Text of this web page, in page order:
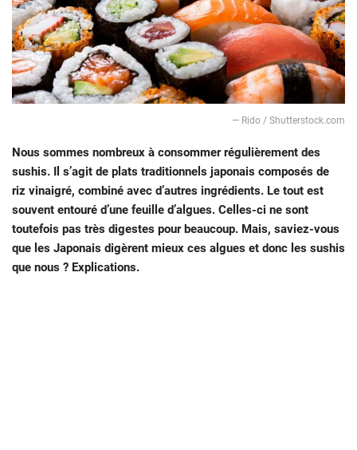
— Rido / Shutterstock.com
Nous sommes nombreux à consommer régulièrement des
sushis. Il s’agit de plats traditionnels japonais composés de
riz vinaigré, combiné avec d’autres ingrédients. Le tout est
souvent entouré d’une feuille d’algues. Celles-ci ne sont
toutefois pas très digestes pour beaucoup. Mais, saviez-vous
que les Japonais digèrent mieux ces algues et donc les sushis
que nous ? Explications.